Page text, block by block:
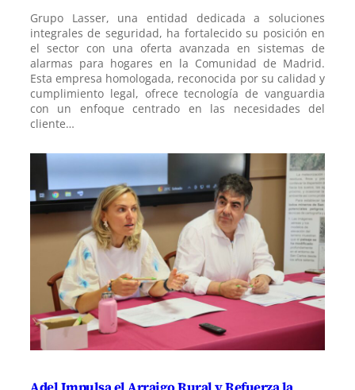
Grupo Lasser, una entidad dedicada a soluciones
integrales de seguridad, ha fortalecido su posición en
el sector con una oferta avanzada en sistemas de
alarmas para hogares en la Comunidad de Madrid.
Esta empresa homologada, reconocida por su calidad y
cumplimiento legal, ofrece tecnología de vanguardia
con un enfoque centrado en las necesidades del
cliente…